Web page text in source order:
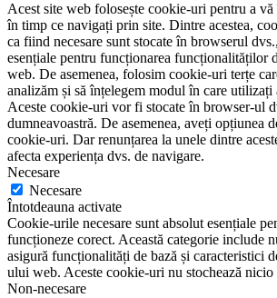
Acest site web folosește cookie-uri pentru a
în timp ce navigați prin site. Dintre acestea,
ca fiind necesare sunt stocate în browserul
esențiale pentru funcționarea funcționalităților
web. De asemenea, folosim cookie-uri terțe
analizăm și să înțelegem modul în care utilizați
Aceste cookie-uri vor fi stocate în browser-ul
dumneavoastră. De asemenea, aveți opțiunea
cookie-uri. Dar renunțarea la unele dintre
afecta experiența dvs. de navigare.
Necesare
Necesare
Întotdeauna activate
Cookie-urile necesare sunt absolut esențiale
funcționeze corect. Această categorie include
asigură funcționalități de bază și caracteristici
ului web. Aceste cookie-uri nu stochează nicio
Non-necesare